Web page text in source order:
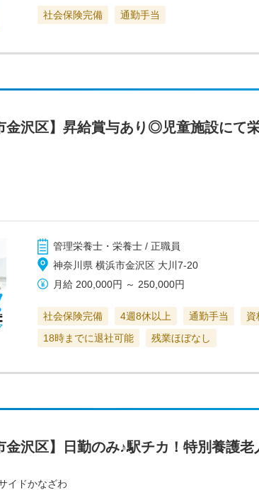
社会保険完備 通勤手当
金沢区】昇給賞与あり◎児童施設にて
管理栄養士・栄養士 / 正職員
神奈川県 横浜市金沢区 大川7-20
月給 200,000円 ～ 250,000円
社会保険完備 4週8休以上 通勤手当 資
18時までに退社可能
残業ほぼなし
金沢区】日勤のみ♪駅チカ！特別養護
イドかなざわ